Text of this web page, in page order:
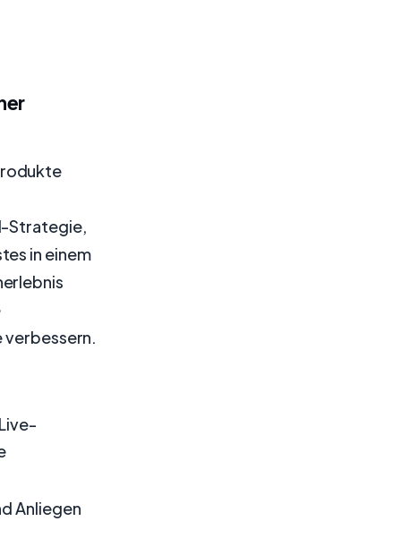
Strategie,
in einem
verbessern.
Anliegen